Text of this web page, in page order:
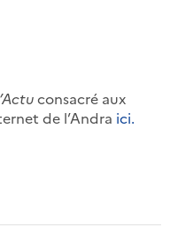
consacré aux
de l’Andra ici.